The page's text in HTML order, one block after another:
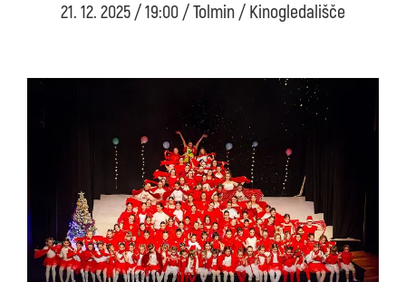
21. 12. 2025 / 19:00 / Tolmin / Kinogledališče